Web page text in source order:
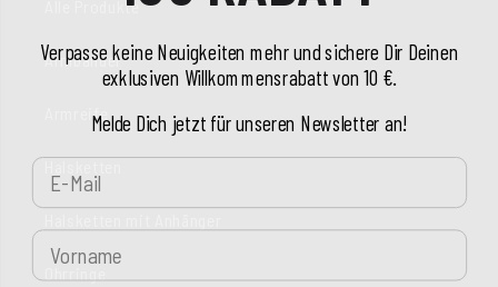
Alle Produkte
Armbänder
Armreife
Verpasse keine Neuigkeiten mehr und sichere Dir Deinen
exklusiven Willkommensrabatt von 10 €.
Melde Dich jetzt für unseren Newsletter an!
E-Mail
Vorname